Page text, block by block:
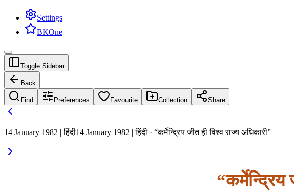
Settings
BKOne
Toggle Sidebar
Back
Find Preferences Favourite Collection Share
14 January 1982 | हिंदी14 January 1982 | हिंदी · “कर्मेन्द्रिय जीत ही विश्व राज्य अधिकारी”
“कर्मेन्द्रिय